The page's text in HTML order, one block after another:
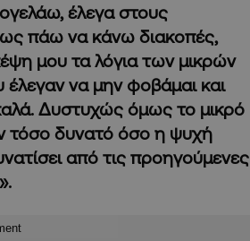
έλεγα στους
πάω να κάνω διακοπές,
μου τα λόγια των μικρών
να μην φοβάμαι και
Δυστυχώς όμως το μικρό
τόσο δυνατό όσο η ψυχή
από τις προηγούμενες